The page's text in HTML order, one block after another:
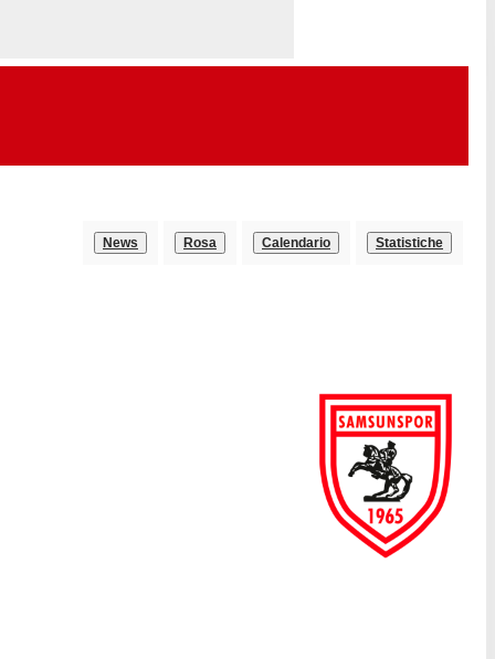
News Rosa Calendario Statistiche